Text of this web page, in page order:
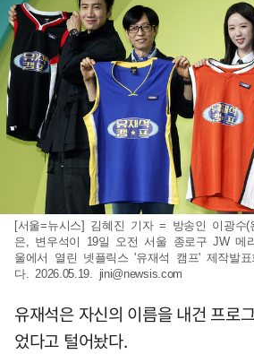
[서울=뉴시스] 김혜진 기자 = 방송인 이광수(
은, 변우석이 19일 오전 서울 종로구 JW 메
울에서 열린 넷플릭스 '유재석 캠프' 제작발
다. 2026.05.19. jini@newsis.com
유재석은 자신의 이름을 내건 프로
었다고 털어놨다.